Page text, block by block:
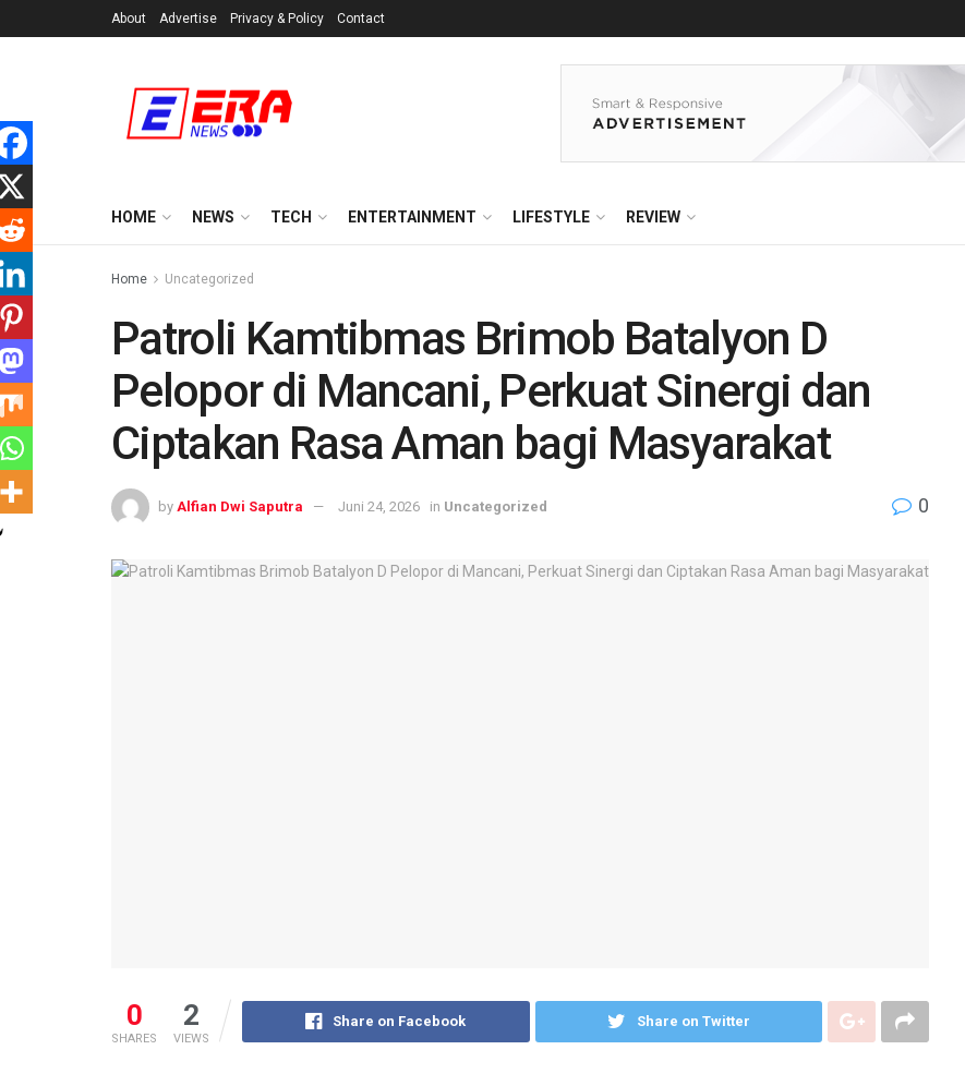
About Advertise Privacy & Policy Contact
HOME NEWS TECH ENTERTAINMENT LIFESTYLE REVIEW
Home Uncategorized
Patroli Kamtibmas Brimob Batalyon D
Pelopor di Mancani, Perkuat Sinergi dan
Ciptakan Rasa Aman bagi Masyarakat
by Alfian Dwi Saputra Juni 24, 2026 in Uncategorized 0
0
SHARES
2
VIEWS
Share on Facebook Share on Twitter